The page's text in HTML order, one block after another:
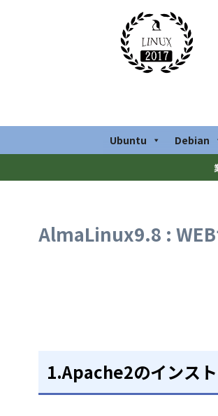
Ubuntu Debian
AlmaLinux9.8 :
1.Apache2のインス